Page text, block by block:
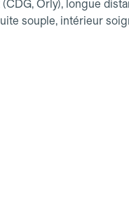
Orly), longue
souple, intérieur